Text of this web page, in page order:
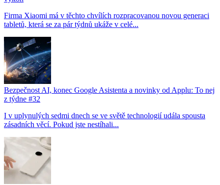
Firma Xiaomi má v těchto chvílích rozpracovanou novou generaci
tabletů, která se za pár týdnů ukáže v celé...
Bezpečnost AI, konec Google Asistenta a novinky od Applu: To nej
z týdne #32
I v uplynulých sedmi dnech se ve světě technologií udála spousta
zásadních věcí. Pokud jste nestíhali...